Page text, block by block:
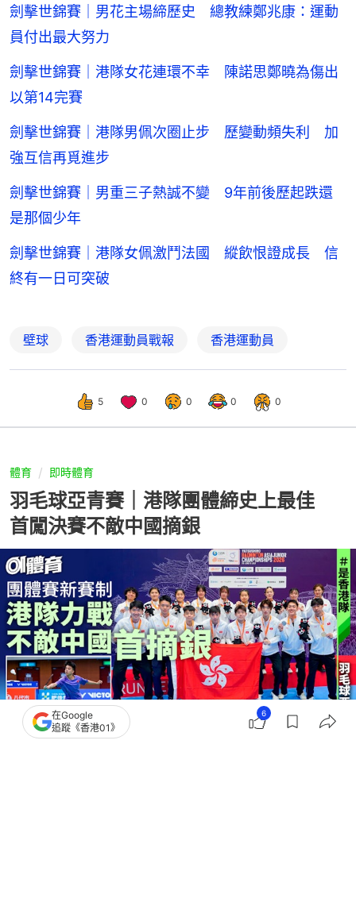
劍擊世錦賽｜男花主場締歷史 總教練鄭兆康：運動
員付出最大努力
劍擊世錦賽｜港隊女花連環不幸 陳諾思鄭曉為傷出
以第14完賽
劍擊世錦賽｜港隊男佩次圈止步 歷變動頻失利 加
強互信再覓進步
劍擊世錦賽｜男重三子熱誠不變 9年前後歷起跌還
是那個少年
劍擊世錦賽｜港隊女佩激鬥法國 縱飲恨證成長 信
終有一日可突破
壁球 香港運動員戰報 香港運動員
5 0 0 0 0
體育 即時體育
羽毛球亞青賽｜港隊團體締史上最佳
首闖決賽不敵中國摘銀
在Google
追蹤《香港01》
6